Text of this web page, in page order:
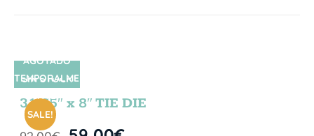
SIN STOCK
SALE!
AGOTADO
TEMPORALME
NTE
31.75″ x 8″ TIE DIE